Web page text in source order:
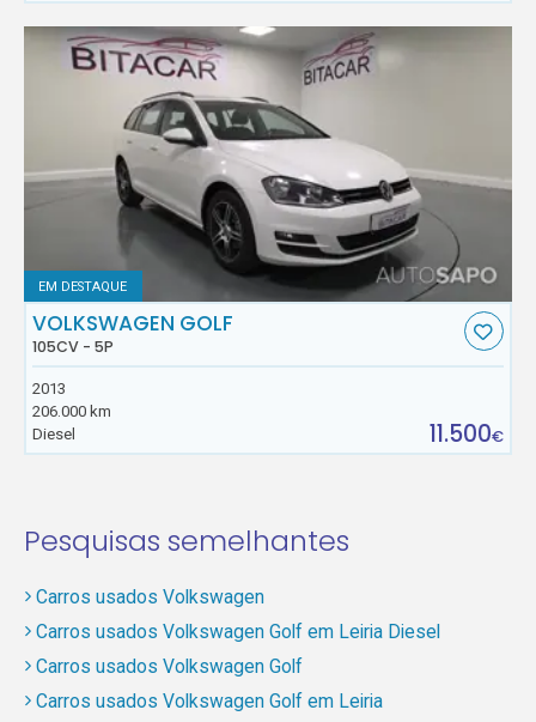
EM DESTAQUE
VOLKSWAGEN GOLF
105CV - 5P
2013
206.000 km
Diesel
11.500€
Pesquisas semelhantes
Carros usados Volkswagen
Carros usados Volkswagen Golf em Leiria Diesel
Carros usados Volkswagen Golf
Carros usados Volkswagen Golf em Leiria